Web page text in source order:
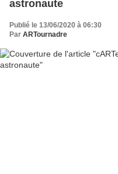
astronaute
Publié le 13/06/2020 à 06:30
Par ARTournadre